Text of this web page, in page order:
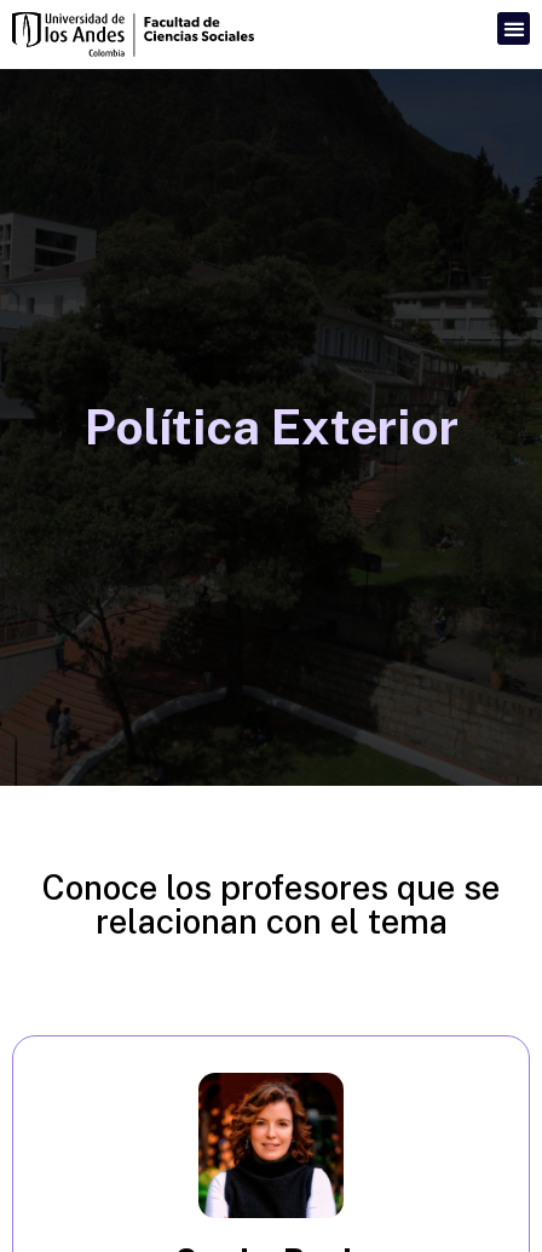
Política Exterior
Conoce los profesores que se
relacionan con el tema